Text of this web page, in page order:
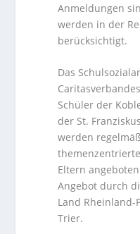
Anmeldungen
werden in der
berücksichtigt.
Das
Schüler der
der St.
werden
Eltern
Angebot durch
Land Rheinland-
Trier.